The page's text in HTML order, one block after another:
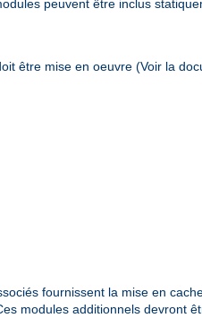
peuvent être inclus
être mise en oeuvre (Voir la
fournissent la mise en
modules additionnels devront